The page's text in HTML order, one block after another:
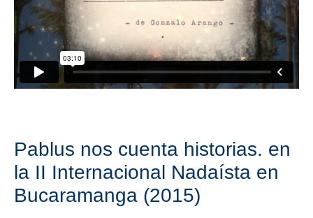
Pablus nos cuenta historias. en
la II Internacional Nadaísta en
Bucaramanga (2015)